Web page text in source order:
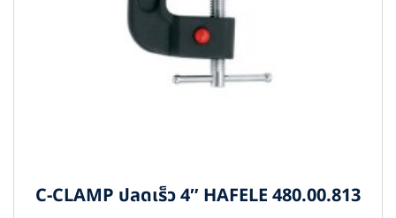
C-CLAMP ปลดเร็ว 4″ HAFELE 480.00.813